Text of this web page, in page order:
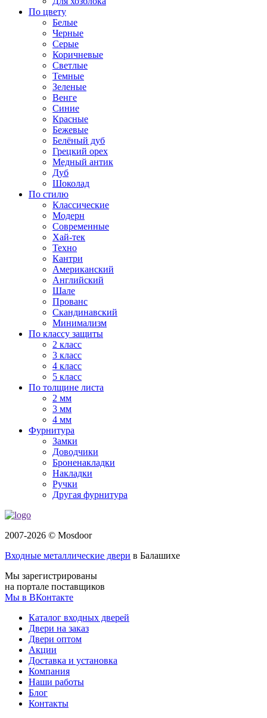
По цвету
Белые
Черные
Серые
Коричневые
Светлые
Темные
Зеленые
Венге
Синие
Красные
Бежевые
Белёный дуб
Грецкий орех
Медный антик
Дуб
Шоколад
По стилю
Классические
Модерн
Современные
Хай-тек
Техно
Кантри
Американский
Английский
Шале
Прованс
Скандинавский
Минимализм
По классу защиты
2 класс
3 класс
4 класс
5 класс
По толщине листа
2 мм
3 мм
4 мм
Фурнитура
Замки
Доводчики
Броненакладки
Накладки
Ручки
Другая фурнитура
2007-2026 © Mosdoor
Входные металлические двери в Балашихе
Мы зарегистрированы
на портале поставщиков
Мы в ВКонтакте
Каталог входных дверей
Двери на заказ
Двери оптом
Акции
Доставка и установка
Компания
Наши работы
Блог
Контакты